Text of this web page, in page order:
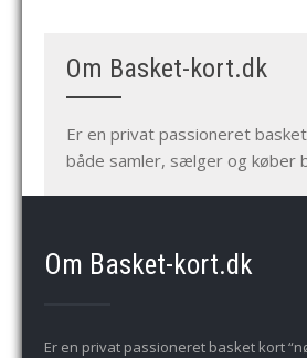
Om Basket-kort.dk
Er en privat passioneret
både samler, sælger og køber
Om Basket-kort.dk
Er en privat passioneret basket kort